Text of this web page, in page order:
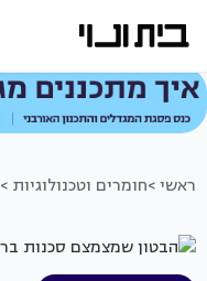
ראשי >חומרים וטכנולוגיות >